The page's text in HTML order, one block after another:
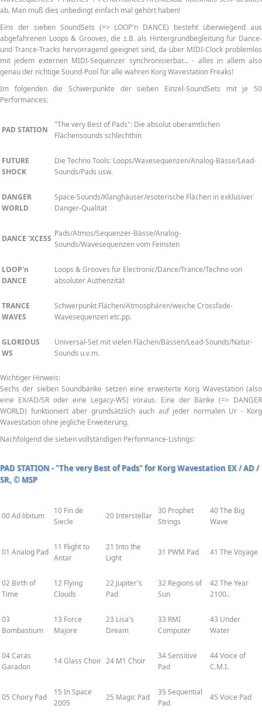
ab. Man muß dies unbedingt einfach mal gehört haben!
Eins der sieben SoundSets (=> LOOP'n DANCE) besteht überwiegend aus
abgefahrenen Loops & Grooves, die z.B. als Hintergrundbegleitung für Dance-
und Trance-Tracks hervorragend geeignet sind, da über MIDI-Clock problemlos
mit jedem externen MIDI-Sequenzer synchronisierbar... - alles in allem also
genau der richtige Sound-Pool für alle wahren Korg Wavestation Freaks!
Im folgenden die Schwerpunkte der sieben Einzel-SoundSets mit je 50
Performances:
PAD STATION
"The very Best of Pads": Die absolut oberamtlichen
Flächensounds schlechthin
FUTURE
SHOCK
Die Techno Tools: Loops/Wavesequenzen/Analog-Bässe/Lead-
Sounds/Pads usw.
DANGER
WORLD
Space-Sounds/Klanghäuser/esoterische Flächen in exklusiver
Danger-Qualität
DANCE 'XCESS
Pads/Atmos/Sequenzer-Bässe/Analog-
Sounds/Wavesequenzen vom Feinsten
LOOP'n
DANCE
Loops & Grooves für Electronic/Dance/Trance/Techno von
absoluter Authenzität
TRANCE
WAVES
Schwerpunkt Flächen/Atmosphären/weiche Crossfade-
Wavesequenzen etc.pp.
GLORIOUS
WS
Universal-Set mit vielen Flächen/Bässen/Lead-Sounds/Natur-
Sounds u.v.m.
Wichtiger Hinweis:
Sechs der sieben Soundbänke setzen eine erweiterte Korg Wavestation (also
eine EX/AD/SR oder eine Legacy-WS) voraus. Eine der Bänke (=> DANGER
WORLD) funktioniert aber grundsätzlich auch auf jeder normalen Ur - Korg
Wavestation ohne jegliche Erweiterung.
Nachfolgend die sieben vollständigen Performance-Listings:
PAD STATION - "The very Best of Pads" for Korg Wavestation EX / AD /
SR, © MSP
00 Ad libitum
10 Fin de
Siecle
20 Interstellar
30 Prophet
Strings
40 The Big
Wave
01 Analog Pad
11 Flight to
Antar
21 Into the
Light
31 PWM Pad 41 The Voyage
02 Birth of
Time
12 Flying
Clouds
22 Jupiter's
Pad
32 Regions of
Sun
42 The Year
2100..
03
Bombastium
13 Force
Majore
23 Lisa's
Dream
33 RMI
Computer
43 Under
Water
04 Caras
Garadon
14 Glass Choir 24 M1 Choir
34 Sensitive
Pad
44 Voice of
C.M.I.
05 Choiry Pad
15 In Space
2005
25 Magic Pad
35 Sequential
Pad
45 Voice Pad